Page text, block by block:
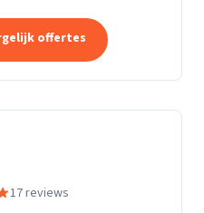
groeide Mannen van
offertes
17 reviews